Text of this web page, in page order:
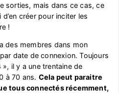
sorties, mais dans ce cas, ce
créer pour inciter les
!
des membres dans mon
date de connexion. Toujours
il y a une trentaine de
à 70 ans. Cela peut paraitre
tous connectés récemment,